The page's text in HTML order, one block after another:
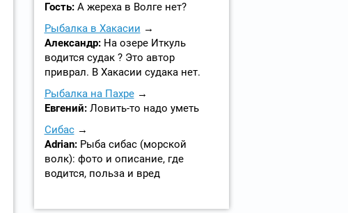
Гость: А жереха в Волге нет?
Рыбалка в Хакасии
Александр: На озере Иткуль
водится судак ? Это автор
приврал. В Хакасии судака нет.
Рыбалка на Пахре
Евгений: Ловить-то надо уметь
Сибас
Adrian: Рыба сибас (морской
волк): фото и описание, где
водится, польза и вред